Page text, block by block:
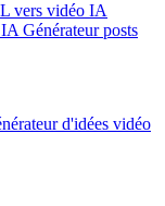
vers vidéo IA
Générateur posts
d'idées vidéo